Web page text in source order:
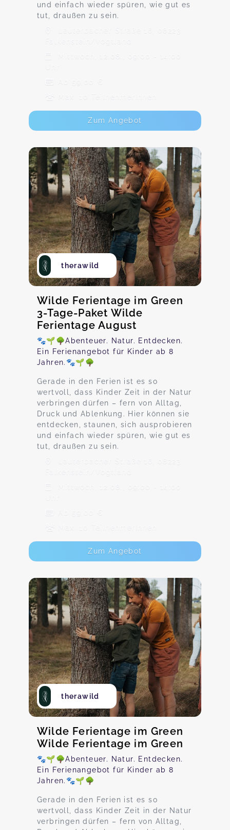
und einfach wieder spüren, wie gut es
tut, draußen zu sein.
Lauterbacher Straße 16, 08223
Falkenstein/Vogtland
Mittwoch, 12.08., 09:00 - 14:00
Ab 59,00 €
Max. 10 TeilnehmerInnen
Zum Angebot
therawild
Wilde Ferientage im Green
3-Tage-Paket Wilde
Ferientage August
🐾🌱🌳Abenteuer. Natur. Entdecken.
Ein Ferienangebot für Kinder ab 8
Jahren.🐾🌱🌳
Gerade in den Ferien ist es so
wertvoll, dass Kinder Zeit in der Natur
verbringen dürfen – fern von Alltag,
Druck und Ablenkung. Hier können sie
entdecken, staunen, sich ausprobieren
und einfach wieder spüren, wie gut es
tut, draußen zu sein.
Lauterbacher Straße 16, 08223
Falkenstein/Vogtland
Mittwoch, 12.08., 09:00 - 14:00
Ab 59,00 €
Max. 10 TeilnehmerInnen
Zum Angebot
therawild
Wilde Ferientage im Green
Wilde Ferientage im Green
🐾🌱🌳Abenteuer. Natur. Entdecken.
Ein Ferienangebot für Kinder ab 8
Jahren.🐾🌱🌳
Gerade in den Ferien ist es so
wertvoll, dass Kinder Zeit in der Natur
verbringen dürfen – fern von Alltag,